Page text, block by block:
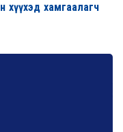
хүүхэд хамгаалагч